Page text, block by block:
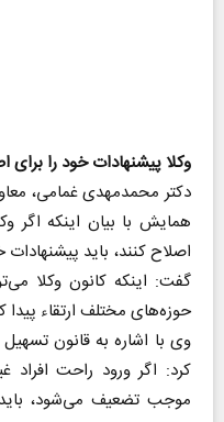
وکلا پیشنهادات خود را برای
دکتر محمدمهدی غمامی،
همایش با بیان اینکه اگر
اصلاح کنند، باید
گفت: اینکه کانون وکلا
حوزه‌های مختلف ارتقاء
وی با اشاره به قانون
کرد: اگر ورود راحت
موجب تضعیف می‌شود، باید